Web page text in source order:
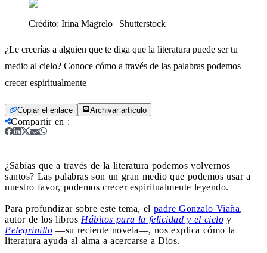
Crédito: Irina Magrelo | Shutterstock
¿Le creerías a alguien que te diga que la literatura puede ser tu
medio al cielo? Conoce cómo a través de las palabras podemos
crecer espiritualmente
Copiar el enlace Archivar artículo
Compartir en :
¿Sabías que a través de la literatura podemos volvernos
santos? Las palabras son un gran medio que podemos usar a
nuestro favor, podemos crecer espiritualmente leyendo.
Para profundizar sobre este tema, el padre Gonzalo Viaña,
autor de los libros Hábitos para la felicidad y el cielo y
Pelegrinillo —su reciente novela—, nos explica cómo la
literatura ayuda al alma a acercarse a Dios.